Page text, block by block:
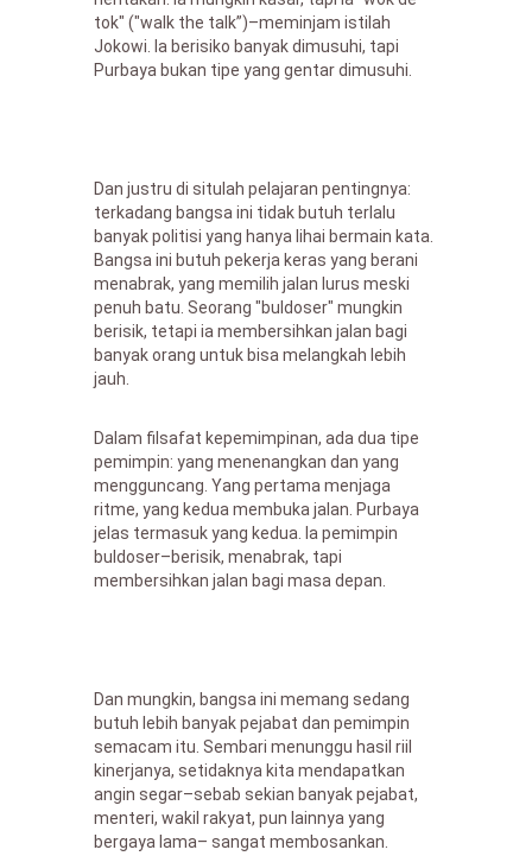
tok" ("walk the talk”)–meminjam istilah
Jokowi. Ia berisiko banyak dimusuhi, tapi
Purbaya bukan tipe yang gentar dimusuhi.
Dan justru di situlah pelajaran pentingnya:
terkadang bangsa ini tidak butuh terlalu
banyak politisi yang hanya lihai bermain kata.
Bangsa ini butuh pekerja keras yang berani
menabrak, yang memilih jalan lurus meski
penuh batu. Seorang "buldoser" mungkin
berisik, tetapi ia membersihkan jalan bagi
banyak orang untuk bisa melangkah lebih
jauh.
Dalam filsafat kepemimpinan, ada dua tipe
pemimpin: yang menenangkan dan yang
mengguncang. Yang pertama menjaga
ritme, yang kedua membuka jalan. Purbaya
jelas termasuk yang kedua. Ia pemimpin
buldoser–berisik, menabrak, tapi
membersihkan jalan bagi masa depan.
Dan mungkin, bangsa ini memang sedang
butuh lebih banyak pejabat dan pemimpin
semacam itu. Sembari menunggu hasil riil
kinerjanya, setidaknya kita mendapatkan
angin segar–sebab sekian banyak pejabat,
menteri, wakil rakyat, pun lainnya yang
bergaya lama– sangat membosankan.